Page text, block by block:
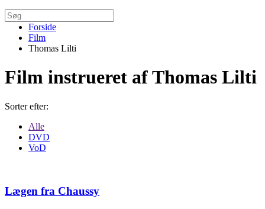
Forside
Film
Thomas Lilti
Film instrueret af Thomas Lilti
Sorter efter:
Alle
DVD
VoD
Lægen fra Chaussy